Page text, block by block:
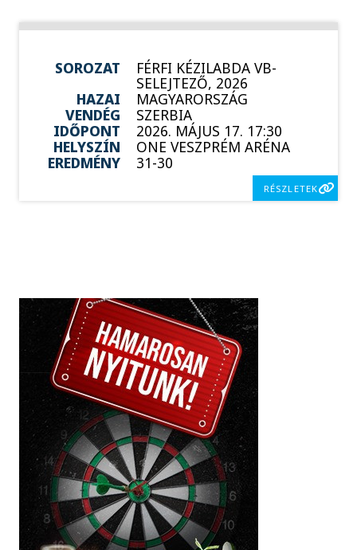
SOROZAT FÉRFI KÉZILABDA VB-
SELEJTEZŐ, 2026
HAZAI
MAGYARORSZÁG
VENDÉG
SZERBIA
IDŐPONT
2026. MÁJUS 17. 17:30
HELYSZÍN
ONE VESZPRÉM ARÉNA
EREDMÉNY
31-30
RÉSZLETEK